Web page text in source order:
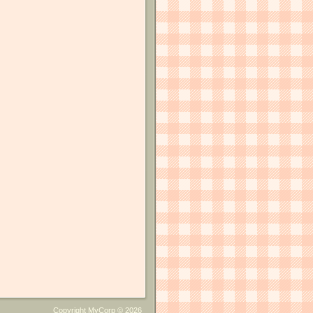
Copyright MyCorp © 2026